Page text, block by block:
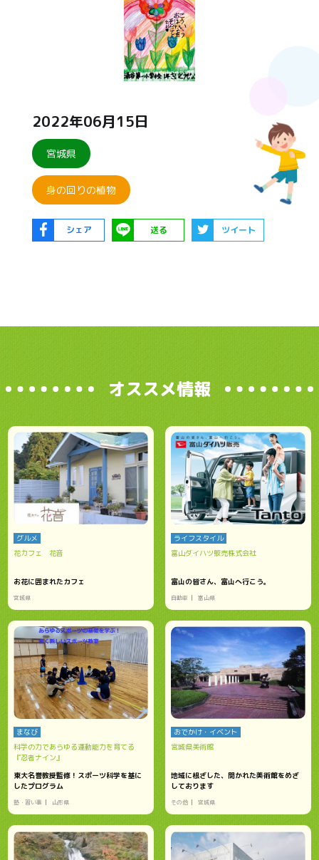
2022年06月15日
宮城県
身の回りの植物
シェア 送る ツイート
オススメ情報
グルメ
花カフェ 花音
お花に囲まれたカフェ
宮城県
ライフスタイル
富山ダイハツ販売株式会社
富山の皆さん、富山へ行こう。
自動車 富山県
まなび
科学の力であらゆる運動能力を育てる
『忍者ナイン』
東大名誉教授監修！スポーツ科学を基に
したプログラム
塾・習い事 山形県
おでかけ・イベント
宮城県美術館
地域に根ざした、開かれた美術館をめざ
しております
その他 宮城県